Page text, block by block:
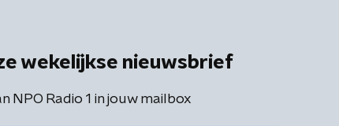
wekelijkse nieuwsbrief
NPO Radio 1 in jouw mailbox